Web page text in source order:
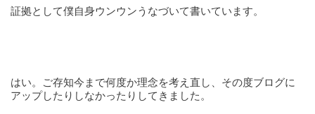
証拠として僕自身ウンウンうなづいて書いています。
はい。ご存知今まで何度か理念を考え直し、その度ブログに
アップしたりしなかったりしてきました。